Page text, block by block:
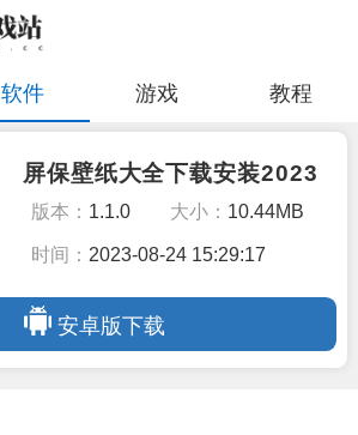
软件 游戏 教程
屏保壁纸大全下载安装2023
版本： 1.1.0 大小： 10.44MB
时间： 2023-08-24 15:29:17
安卓版下载